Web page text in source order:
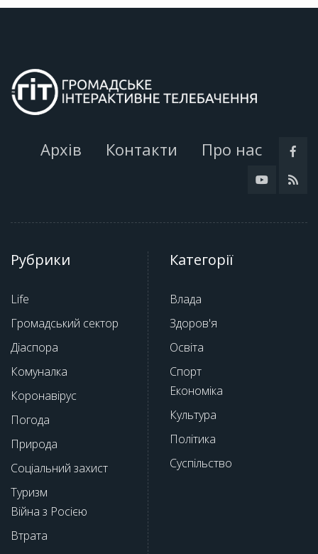
Архів Контакти Про нас
Рубрики
Life
Громадський сектор
Діаспора
Комуналка
Коронавірус
Погода
Природа
Соціальний захист
Туризм
Війна з Росією
Втрата
Категорії
Влада
Здоров'я
Освіта
Спорт
Економіка
Культура
Політика
Суспільство